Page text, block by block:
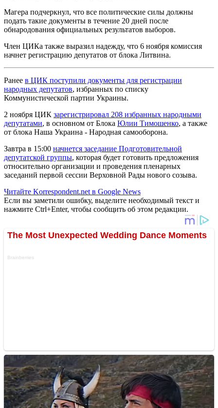
Магера подчеркнул, что все политические силы должны
подать такие документы в течение 20 дней после
обнародования официальных результатов выборов.
Член ЦИКа также выразил надежду, что 6 ноября комиссия
начнет регистрацию депутатов от блока Литвина.
Ранее в ЦИК поступили документы для регистрации
народных депутатов, избранных по списку
Коммунистической партии Украины.
2 ноября ЦИК зарегистрировал 208 избранных народными
депутатами, в основном от Блока Юлии Тимошенко, а также
от блока Наша Украина - Народная самооборона.
Завтра в 15:00 начнется заседание Подготовительной
депутатской группы, которая будет готовить предложения
относительно организации и проведения пленарных
заседаний первой сессии Верховной Рады нового созыва.
Читайте Korrespondent.net в Google News
Если вы заметили ошибку, выделите необходимый текст и
нажмите Ctrl+Enter, чтобы сообщить об этом редакции.